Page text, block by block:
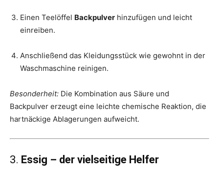
Einen Teelöffel Backpulver hinzufügen und leicht
einreiben.
Anschließend das Kleidungsstück wie gewohnt in der
Waschmaschine reinigen.
Besonderheit: Die Kombination aus Säure und
Backpulver erzeugt eine leichte chemische Reaktion, die
hartnäckige Ablagerungen aufweicht.
3. Essig – der vielseitige Helfer